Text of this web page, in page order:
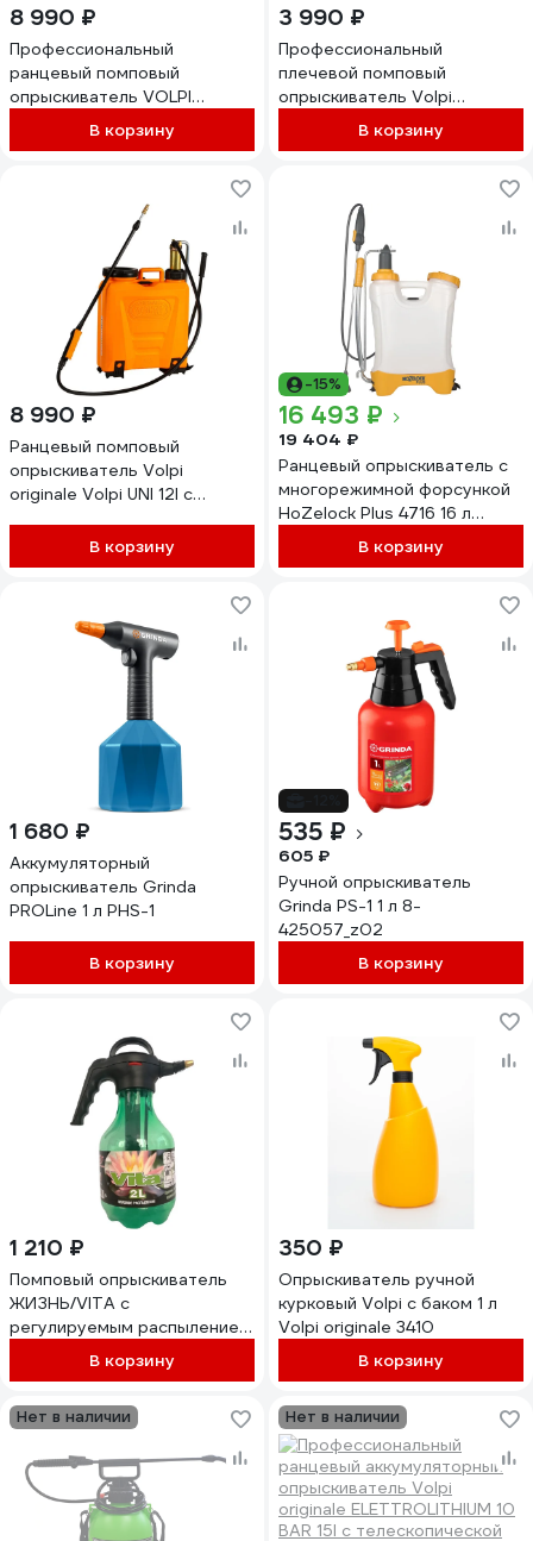
8 990 ₽
Профессиональный
ранцевый помповый
опрыскиватель VOLPI
ORIGINALE Volpitech 12 л
В корзину
3 990 ₽
Профессиональный
плечевой помповый
опрыскиватель Volpi
originale Volpi Garden 6, 6л,
уплотнения FPM 3350B
В корзину
8 990 ₽
Ранцевый помповый
опрыскиватель Volpi
originale Volpi UNI 12l с
В корзину
-15%
16 493 ₽
19 404 ₽
Ранцевый опрыскиватель с
многорежимной форсункой
HoZelock Plus 4716 16 л
4716B3600В корзину
1 680 ₽
Аккумуляторный
опрыскиватель Grinda
PROLine 1 л PHS-1
В корзину
535 ₽
605 ₽
Ручной опрыскиватель
Grinda PS-1 1 л 8-
425057_z02
В корзину
1 210 ₽
Помповый опрыскиватель
ЖИЗНЬ/VITA с
регулируемым распылением,
в прозрачной колбе GLQ
ДжиЭлКью 3346Т/GLQ
В корзину
350 ₽
Опрыскиватель ручной
курковый Volpi с баком 1 л
Volpi originale 3410
В корзину
Нет в наличии Нет в наличии